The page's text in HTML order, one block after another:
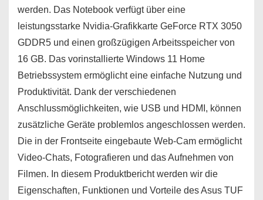
werden. Das Notebook verfügt über eine
leistungsstarke Nvidia-Grafikkarte GeForce RTX 3050
GDDR5 und einen großzügigen Arbeitsspeicher von
16 GB. Das vorinstallierte Windows 11 Home
Betriebssystem ermöglicht eine einfache Nutzung und
Produktivität. Dank der verschiedenen
Anschlussmöglichkeiten, wie USB und HDMI, können
zusätzliche Geräte problemlos angeschlossen werden.
Die in der Frontseite eingebaute Web-Cam ermöglicht
Video-Chats, Fotografieren und das Aufnehmen von
Filmen. In diesem Produktbericht werden wir die
Eigenschaften, Funktionen und Vorteile des Asus TUF